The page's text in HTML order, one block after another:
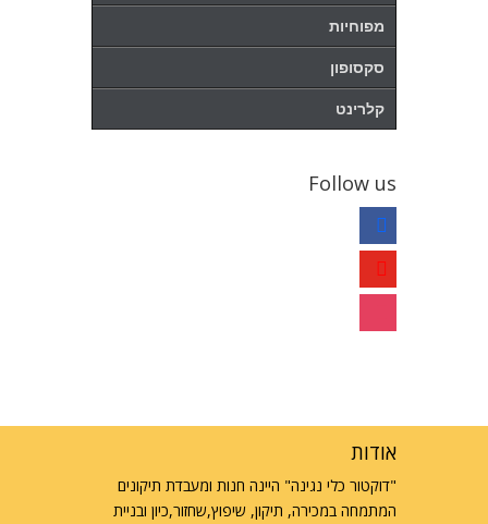
מפוחיות
סקסופון
קלרינט
Follow us
facebook
youtube
אודות
"דוקטור כלי נגינה" היינה חנות ומעבדת תיקונים
המתמחה במכירה, תיקון, שיפוץ,שחזור,כיון ובניית